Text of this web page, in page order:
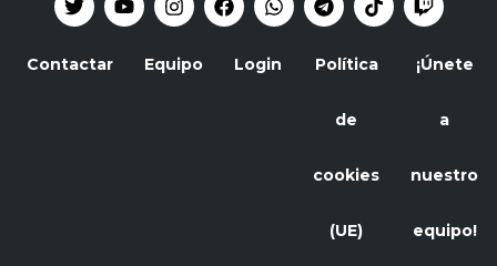
Contactar Equipo Login Política
de
cookies
(UE)
¡Únete
a
nuestro
equipo!